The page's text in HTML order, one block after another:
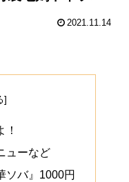
2021.11.14
！
ューなど
ソバ』1000円